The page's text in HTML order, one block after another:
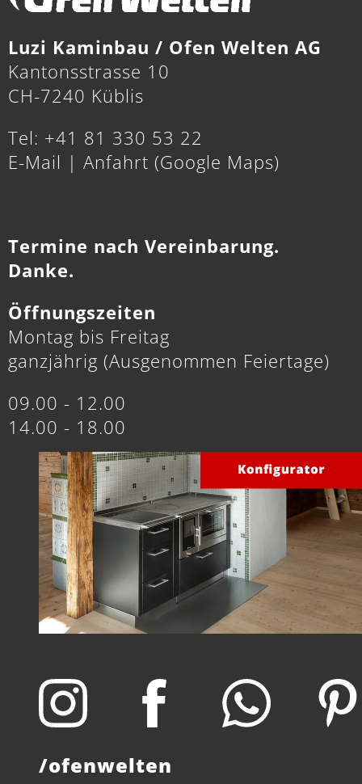
Luzi Kaminbau / Ofen Welten AG
Kantonsstrasse 10
CH-7240 Küblis
Tel: +41 81 330 53 22
E-Mail | Anfahrt (Google Maps)
Termine nach Vereinbarung.
Danke.
Öffnungszeiten
Montag bis Freitag
ganzjährig (Ausgenommen Feiertage)
09.00 - 12.00
14.00 - 18.00
/ofenwelten